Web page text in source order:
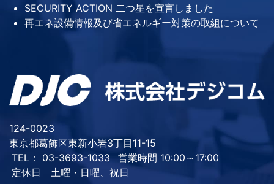
SECURITY ACTION 二つ星を宣言しました
再エネ設備情報及び省エネルギー対策の取組について
124-0023
東京都葛飾区東新小岩3丁目11-15
TEL： 03-3693-1033
営業時間 10:00～17:00
定休日 土曜・日曜、祝日